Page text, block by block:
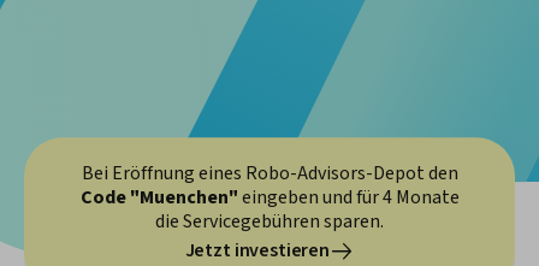
Bei Eröffnung eines Robo-Advisors-Depot den
Code "Muenchen"eingeben und für 4 Monate
die Servicegebühren sparen.
Jetzt investieren
Teilnahmebedingungen